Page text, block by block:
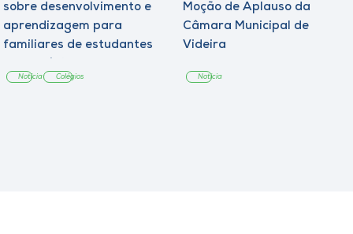
sobre desenvolvimento e
aprendizagem para
familiares de estudantes
Notícia Colégios
Moção de Aplauso da
Câmara Municipal de
Videira
Notícia